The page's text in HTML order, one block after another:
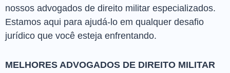
nossos advogados de direito militar especializados.
Estamos aqui para ajudá-lo em qualquer desafio
jurídico que você esteja enfrentando.
MELHORES ADVOGADOS DE DIREITO MILITAR